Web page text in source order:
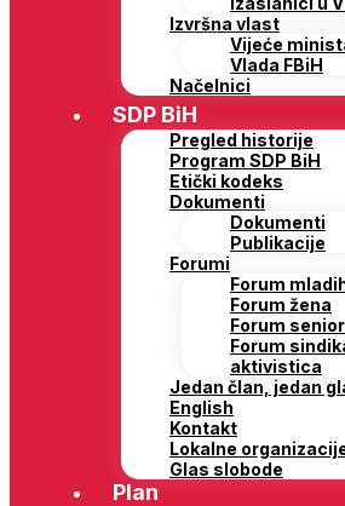
Izvršna vlast
Vijeće
Vlada FBiH
Načelnici
SDP BiH
Pregled historije
Program SDP BiH
Etički kodeks
Dokumenti
Dokumenti
Publikacije
Forumi
Forum
Forum žena
Forum
Forum
aktivistica
Jedan član, jedan
English
Kontakt
Lokalne
Glas slobode
Plan